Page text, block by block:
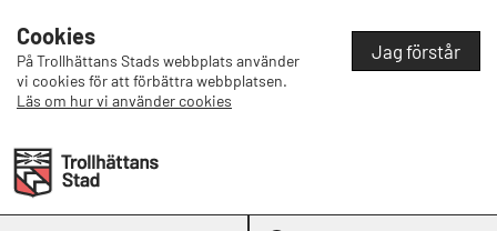
Cookies
På Trollhättans Stads webbplats använder
vi cookies för att förbättra webbplatsen.
Läs om hur vi använder cookies
Jag förstår